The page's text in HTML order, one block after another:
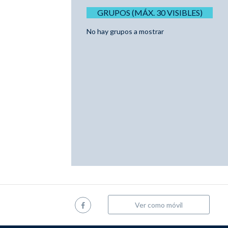
GRUPOS (MÁX. 30 VISIBLES)
No hay grupos a mostrar